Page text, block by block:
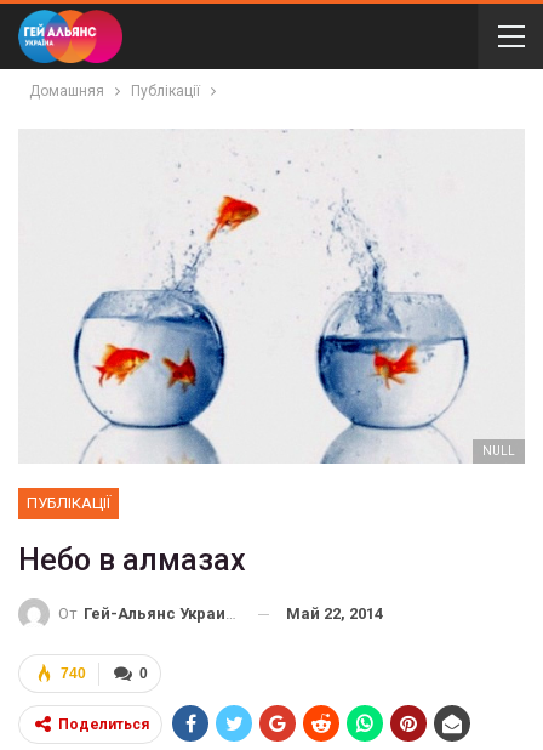
Домашняя Публікації
NULL
ПУБЛІКАЦІЇ
Небо в алмазах
От Гей-Альянс Украина Май 22, 2014
0
740
Поделиться